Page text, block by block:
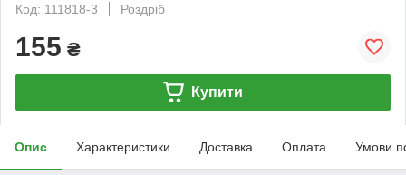
Код: 111818-3
Роздріб
155 ₴
Купити
Опис Характеристики Доставка Оплата Умови